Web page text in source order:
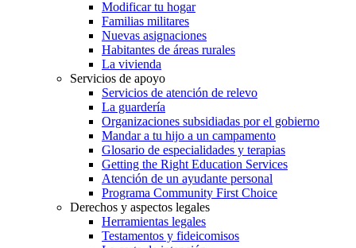
Modificar tu hogar
Familias militares
Nuevas asignaciones
Habitantes de áreas rurales
La vivienda
Servicios de apoyo
Servicios de atención de relevo
La guardería
Organizaciones subsidiadas por el gobierno
Mandar a tu hijo a un campamento
Glosario de especialidades y terapias
Getting the Right Education Services
Atención de un ayudante personal
Programa Community First Choice
Derechos y aspectos legales
Herramientas legales
Testamentos y fideicomisos